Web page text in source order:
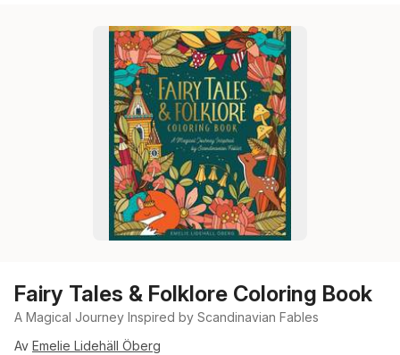
Fairy Tales & Folklore Coloring Book
A Magical Journey Inspired by Scandinavian Fables
Av Emelie Lidehäll Öberg